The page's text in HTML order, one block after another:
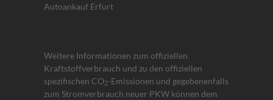
Autoankauf Erfurt
Weitere Informationen zum offiziellen
Kraftstoffverbrauch und zu den offiziellen
spezifischen CO2-Emissionen und gegebenenfalls
zum Stromverbrauch neuer PKW können dem